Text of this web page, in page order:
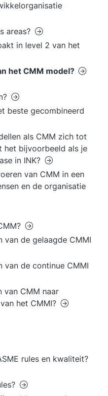
areas?
in level 2 van het
het CMM model?
beste gecombineerd
als CMM zich tot
het bijvoorbeeld als je
in INK?
van CMM in een
en de organisatie
van de gelaagde CMMI
van de continue CMMI
van CMM naar
het CMMI?
rules en kwaliteit?